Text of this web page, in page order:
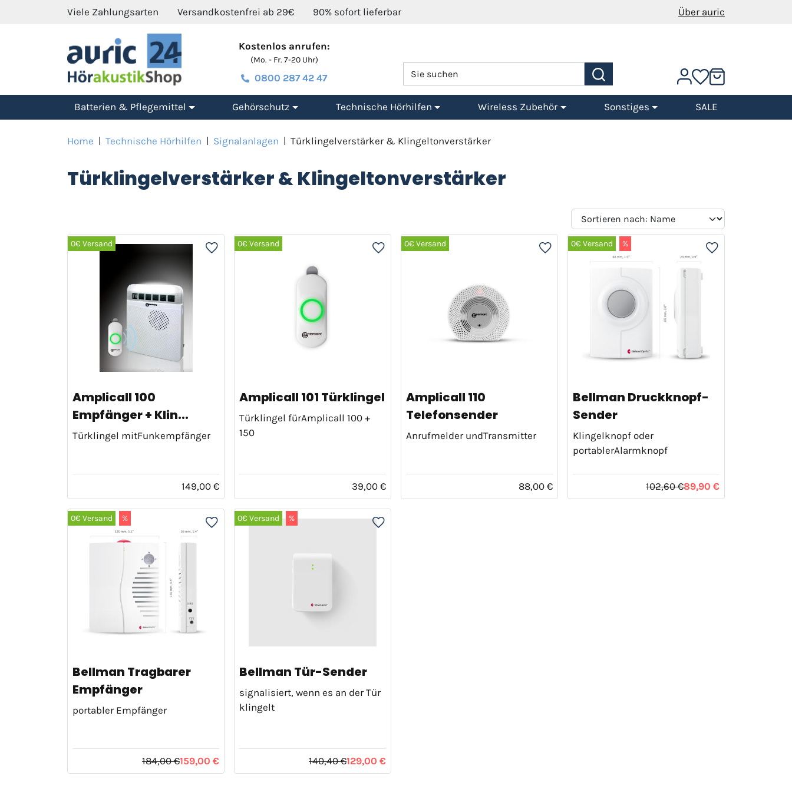
Viele Zahlungsarten Versandkostenfrei ab 29€ 90% sofort lieferbar Über auric
Kostenlos anrufen:
(Mo. - Fr. 7-20 Uhr)
0800 287 42 47
Batterien & Pflegemittel Gehörschutz Technische Hörhilfen Wireless Zubehör Sonstiges SALE
Home | Technische Hörhilfen | Signalanlagen | Türklingelverstärker & Klingeltonverstärker
Türklingelverstärker & Klingeltonverstärker
0€ Versand
Amplicall 100
Empfänger + Klin...
Türklingel mitFunkempfänger
149,00 €
0€ Versand
Amplicall 101 Türklingel
Türklingel fürAmplicall 100 +
150
39,00 €
0€ Versand
Amplicall 110
Telefonsender
Anrufmelder undTransmitter
88,00 €
0€ Versand %
Bellman Druckknopf-
Sender
Klingelknopf oder
portablerAlarmknopf
102,60 €89,90 €
0€ Versand %
Bellman Tragbarer
Empfänger
portabler Empfänger
184,00 €159,00 €
0€ Versand %
Bellman Tür-Sender
signalisiert, wenn es an der Tür
klingelt
140,40 €129,00 €